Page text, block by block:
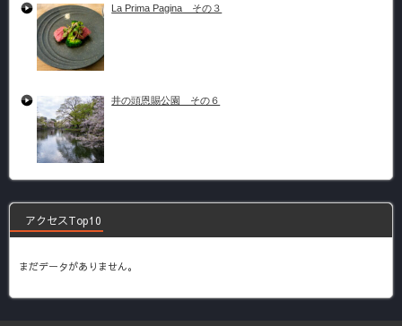
La Prima Pagina その３
井の頭恩賜公園 その６
アクセスTop10
まだデータがありません。